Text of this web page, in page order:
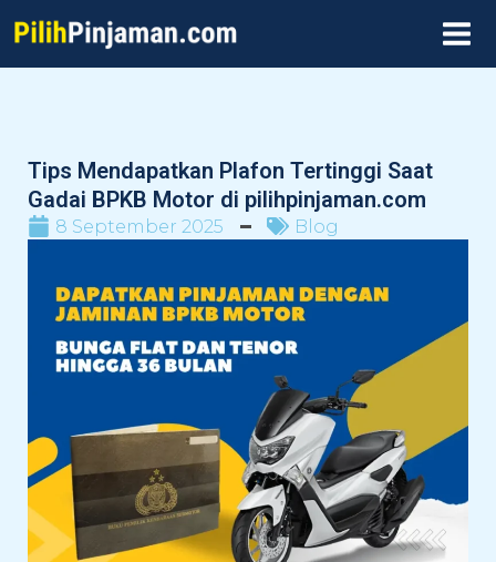
to
content
Tips Mendapatkan Plafon Tertinggi Saat
Gadai BPKB Motor di pilihpinjaman.com
8 September 2025 Blog